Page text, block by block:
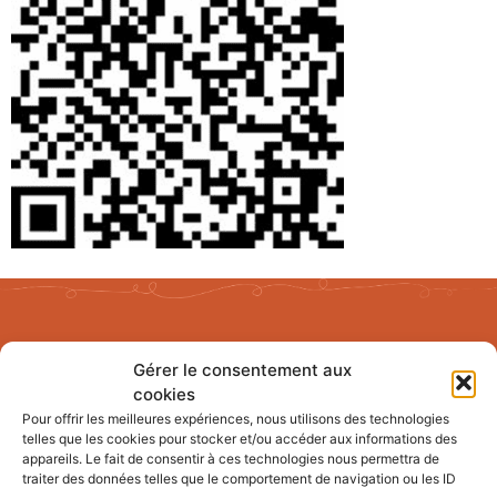
Gérer le consentement aux
cookies
Pour offrir les meilleures expériences, nous utilisons des technologies
telles que les cookies pour stocker et/ou accéder aux informations des
appareils. Le fait de consentir à ces technologies nous permettra de
traiter des données telles que le comportement de navigation ou les ID
MAIRIE DE LIMOUX
49 rue de la mairie
11300 Limoux
04 68 31 01 16